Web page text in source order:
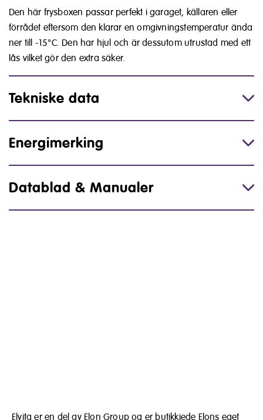
Den här frysboxen passar perfekt i garaget, källaren eller
förrådet eftersom den klarar en omgivningstemperatur ända
ner till -15°C. Den har hjul och är dessutom utrustad med ett
lås vilket gör den extra säker.
Tekniske data
Energimerking
Datablad & Manualer
Elvita er en del av Elon Group og er butikkjede Elons eget